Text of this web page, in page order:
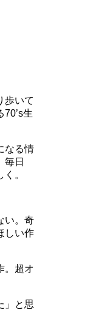
歩いて
生
なる情
毎日
。
。奇
しい作
超オ
」と思